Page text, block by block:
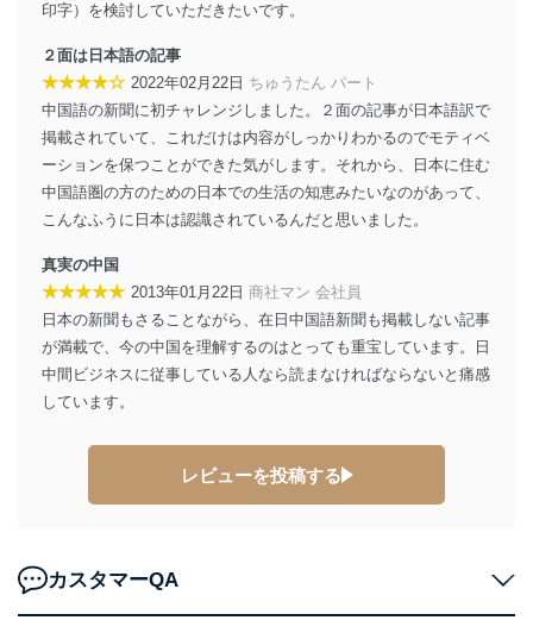
す。
個人情報の安全管理措置
当社は、個人情報の正確性及び安全性を確保するため
に、下記セキュリティ対策をはじめとする安全対策を実
施し、個人情報の漏えい、滅失またはき損の防止及び是
正に努めます。
アクセス制御
機器を取り扱う従業者を明確化し、 個人データへ
の不要なアクセスを防止しています。
アクセス者の識別と認証
機器に標準装備されているユーザー制御機能（ユ
ーザーアカウント制御）により、個人情報データ
者を識別・認証しています。
個人データを取り扱う機器等のオペレーティング
システムを最新の状態に保持しています。
により、これを最新状態としています。
情報システムの使用に伴う漏洩等の防止
印字）を検討していただきたいです。
２面は日本語の記事
★★★★☆ 2022年02月22日 ちゅうたん パート
中国語の新聞に初チャレンジしました。２面の記事が日本語訳で
掲載されていて、これだけは内容がしっかりわかるのでモティベ
ーションを保つことができた気がします。それから、日本に住む
中国語圏の方のための日本での生活の知恵みたいなのがあって、
こんなふうに日本は認識されているんだと思いました。
真実の中国
★★★★★ 2013年01月22日 商社マン 会社員
日本の新聞もさることながら、在日中国語新聞も掲載しない記事
が満載で、今の中国を理解するのはとっても重宝しています。日
中間ビジネスに従事している人なら読まなければならないと痛感
しています。
レビューを投稿する
カスタマーQA